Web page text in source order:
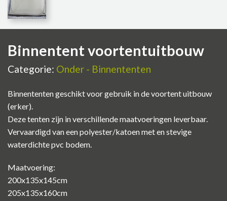
Binnentent voortentuitbouw
Categorie: Onder - Binnententen
Binnententen geschikt voor gebruik in de voortent uitbouw
(erker).
Deze tenten zijn in verschillende maatvoeringen leverbaar.
Vervaardigd van een polyester/katoen met en stevige
waterdichte pvc bodem.
Maatvoering:
200x135x145cm
205x135x160cm